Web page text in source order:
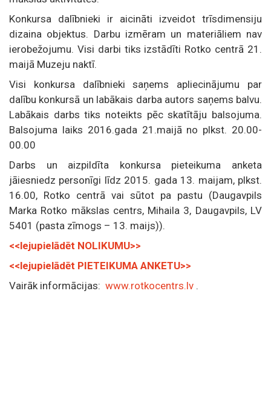
Konkursa dalībnieki ir aicināti izveidot trīsdimensiju
dizaina objektus. Darbu izmēram un materiāliem nav
ierobežojumu. Visi darbi tiks izstādīti Rotko centrā 21.
maijā Muzeju naktī.
Visi konkursa dalībnieki saņems apliecinājumu par
dalību konkursā un labākais darba autors saņems balvu.
Labākais darbs tiks noteikts pēc skatītāju balsojuma.
Balsojuma laiks 2016.gada 21.maijā no plkst. 20.00-
00.00
Darbs un aizpildīta konkursa pieteikuma anketa
jāiesniedz personīgi līdz 2015. gada 13. maijam, plkst.
16.00, Rotko centrā vai sūtot pa pastu (Daugavpils
Marka Rotko mākslas centrs, Mihaila 3, Daugavpils, LV
5401 (pasta zīmogs – 13. maijs)).
<<lejupielādēt NOLIKUMU>>
<<lejupielādēt PIETEIKUMA ANKETU>>
Vairāk informācijas: www.rotkocentrs.lv .